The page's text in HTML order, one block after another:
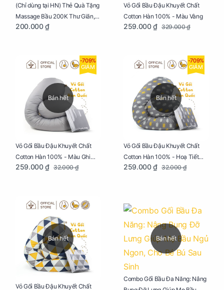
(Chỉ dùng tại HN) Thẻ Quà Tặng
Massage Bầu 200K Thư Giãn,
Tăng Tuần Hoàn Máu, Ngủ
200.000 ₫
Vỏ Gối Bầu Đậu Khuyết Chất
Cotton Hàn 100% - Màu Vàng
259.000 ₫ 329.000 ₫
Bán hết
-709%
GIẢM
Vỏ Gối Bầu Đậu Khuyết Chất
Cotton Hàn 100% - Màu Ghi
Xám
259.000 ₫ 32.000 ₫
Bán hết
-709%
GIẢM
Vỏ Gối Bầu Đậu Khuyết Chất
Cotton Hàn 100% - Hoạ Tiết
Xương Cá
259.000 ₫ 32.000 ₫
Bán hết
Vỏ Gối Bầu Đậu Khuyết Chất
Bán hết
Combo Gối Bầu Đa Năng: Nâng